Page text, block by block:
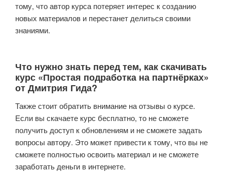
тому, что автор курса потеряет интерес к созданию
новых материалов и перестанет делиться своими
знаниями.
Что нужно знать перед тем, как скачивать
курс «Простая подработка на партнёрках»
от Дмитрия Гида?
Также стоит обратить внимание на отзывы о курсе.
Если вы скачаете курс бесплатно, то не сможете
получить доступ к обновлениям и не сможете задать
вопросы автору. Это может привести к тому, что вы не
сможете полностью освоить материал и не сможете
заработать деньги в интернете.